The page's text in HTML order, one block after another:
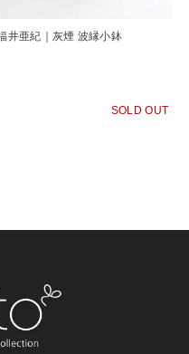
井亜紀｜灰煙 波縁小鉢
SOLD OUT